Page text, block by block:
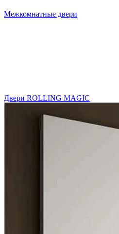
Межкомнатные двери
Двери ROLLING MAGIC